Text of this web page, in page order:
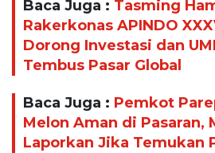
Baca Juga : Tasming
Rakerkonas APINDO
Dorong Investasi dan
Tembus Pasar Global
Baca Juga : Pemkot
Melon Aman di Pasaran,
Laporkan Jika Temukan